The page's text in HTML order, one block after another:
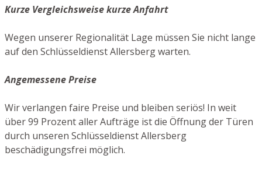
Kurze Vergleichsweise kurze Anfahrt
Wegen unserer Regionalität Lage müssen Sie nicht lange
auf den Schlüsseldienst Allersberg warten.
Angemessene Preise
Wir verlangen faire Preise und bleiben seriös! In weit
über 99 Prozent aller Aufträge ist die Öffnung der Türen
durch unseren Schlüsseldienst Allersberg
beschädigungsfrei möglich.